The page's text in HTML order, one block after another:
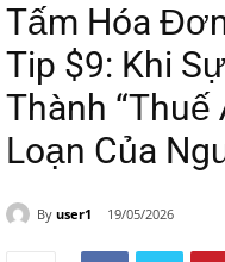
Tấm Hóa
Tip $9: Khi
Thành “Thuế
Loạn Của
By user1 19/05/2026